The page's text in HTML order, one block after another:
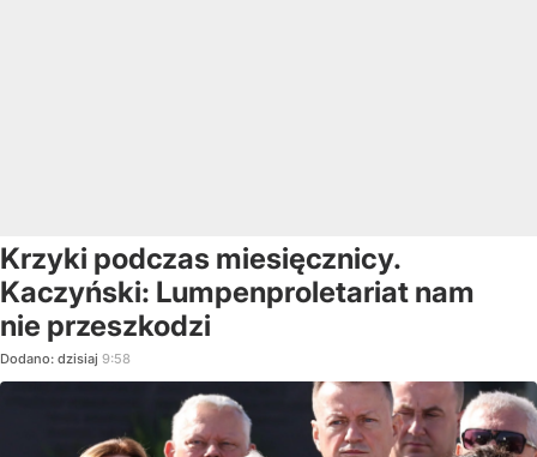
Krzyki podczas miesięcznicy.
Kaczyński: Lumpenproletariat nam
nie przeszkodzi
Dodano: dzisiaj 9:58